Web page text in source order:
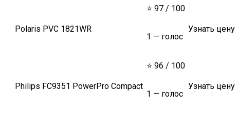
Polaris PVC 1821WR
⭐ 97 / 100
1 — голос
Узнать цену
Philips FC9351 PowerPro Compact
⭐ 96 / 100
1 — голос
Узнать цену